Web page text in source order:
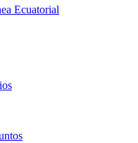
Ecuatorial